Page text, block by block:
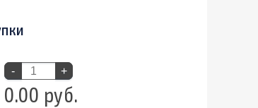
- +
0.00 руб.